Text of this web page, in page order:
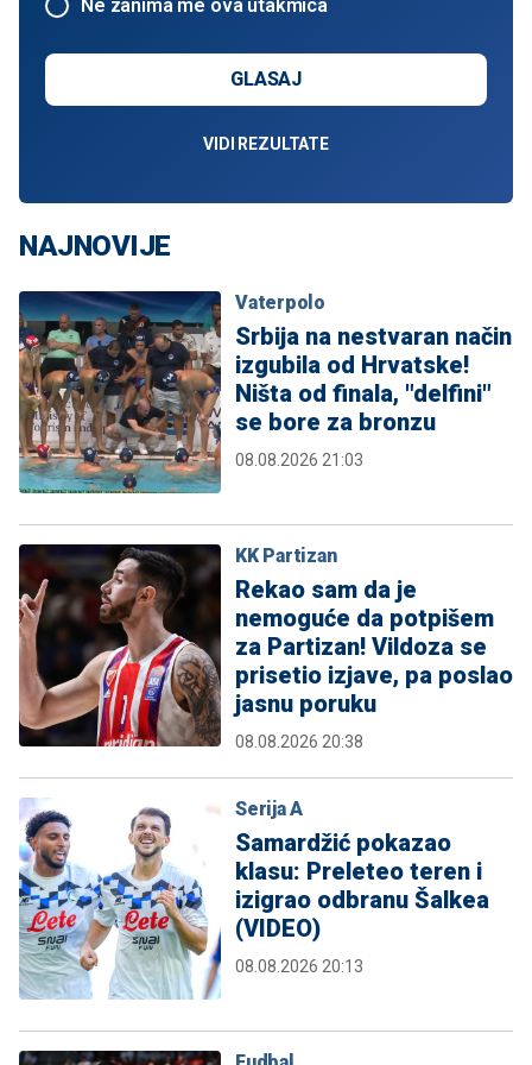
Ne zanima me ova utakmica
GLASAJ
VIDI REZULTATE
NAJNOVIJE
Vaterpolo
Srbija na nestvaran način
izgubila od Hrvatske!
Ništa od finala, "delfini"
se bore za bronzu
08.08.2026 21:03
KK Partizan
Rekao sam da je
nemoguće da potpišem
za Partizan! Vildoza se
prisetio izjave, pa poslao
jasnu poruku
08.08.2026 20:38
Serija A
Samardžić pokazao
klasu: Preleteo teren i
izigrao odbranu Šalkea
(VIDEO)
08.08.2026 20:13